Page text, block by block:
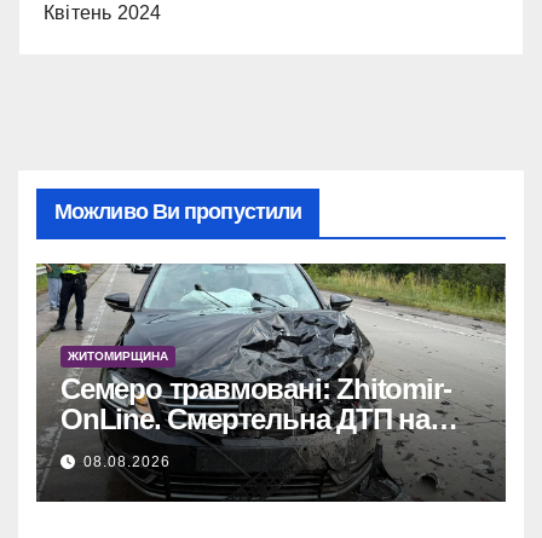
Квітень 2024
Можливо Ви пропустили
ЖИТОМИРЩИНА
Семеро травмовані: Zhitomir-
OnLine. Смертельна ДТП на
трасі, деталі аварії.
08.08.2026